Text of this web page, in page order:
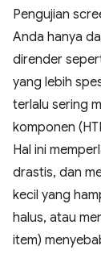
Pengujian
Anda hanya
dirender
yang lebih
terlalu sering
komponen
Hal ini
drastis, dan
kecil yang
halus, atau
item)